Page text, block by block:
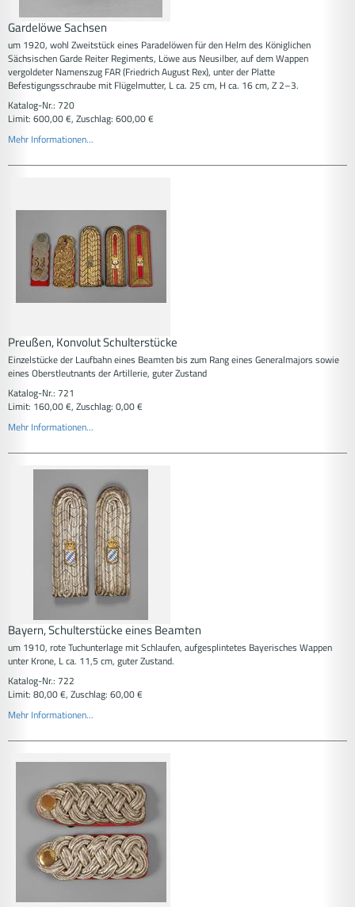
Gardelöwe Sachsen
um 1920, wohl Zweitstück eines Paradelöwen für den Helm des Königlichen
Sächsischen Garde Reiter Regiments, Löwe aus Neusilber, auf dem Wappen
vergoldeter Namenszug FAR (Friedrich August Rex), unter der Platte
Befestigungsschraube mit Flügelmutter, L ca. 25 cm, H ca. 16 cm, Z 2–3.
Katalog-Nr.: 720
Limit: 600,00 €, Zuschlag: 600,00 €
Mehr Informationen...
Preußen, Konvolut Schulterstücke
Einzelstücke der Laufbahn eines Beamten bis zum Rang eines Generalmajors sowie
eines Oberstleutnants der Artillerie, guter Zustand
Katalog-Nr.: 721
Limit: 160,00 €, Zuschlag: 0,00 €
Mehr Informationen...
Bayern, Schulterstücke eines Beamten
um 1910, rote Tuchunterlage mit Schlaufen, aufgesplintetes Bayerisches Wappen
unter Krone, L ca. 11,5 cm, guter Zustand.
Katalog-Nr.: 722
Limit: 80,00 €, Zuschlag: 60,00 €
Mehr Informationen...